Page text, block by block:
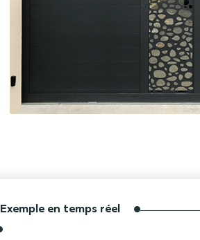
Exemple en temps réel